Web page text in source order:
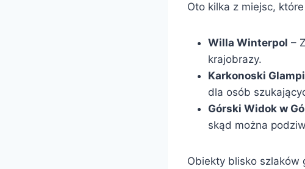
Oto kilka z miejsc,
Willa Winterpol –
krajobrazy.
Karkonoski
dla osób
Górski Widok w
skąd można
Obiekty blisko szlaków